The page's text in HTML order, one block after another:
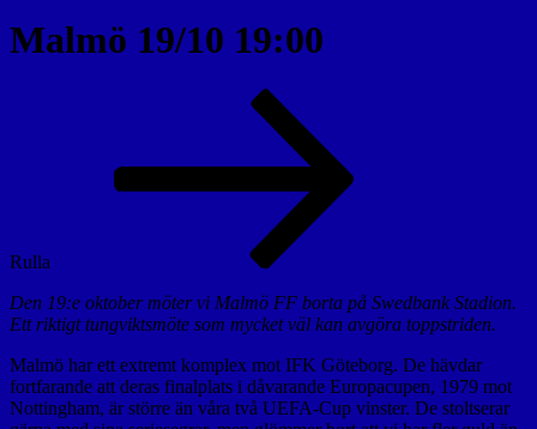
Malmö 19/10 19:00
Rulla
Den 19:e oktober möter vi Malmö FF borta på Swedbank Stadion.
Ett riktigt tungviktsmöte som mycket väl kan avgöra toppstriden.
Malmö har ett extremt komplex mot IFK Göteborg. De hävdar
fortfarande att deras finalplats i dåvarande Europacupen, 1979 mot
Nottingham, är större än våra två UEFA-Cup vinster. De stoltserar